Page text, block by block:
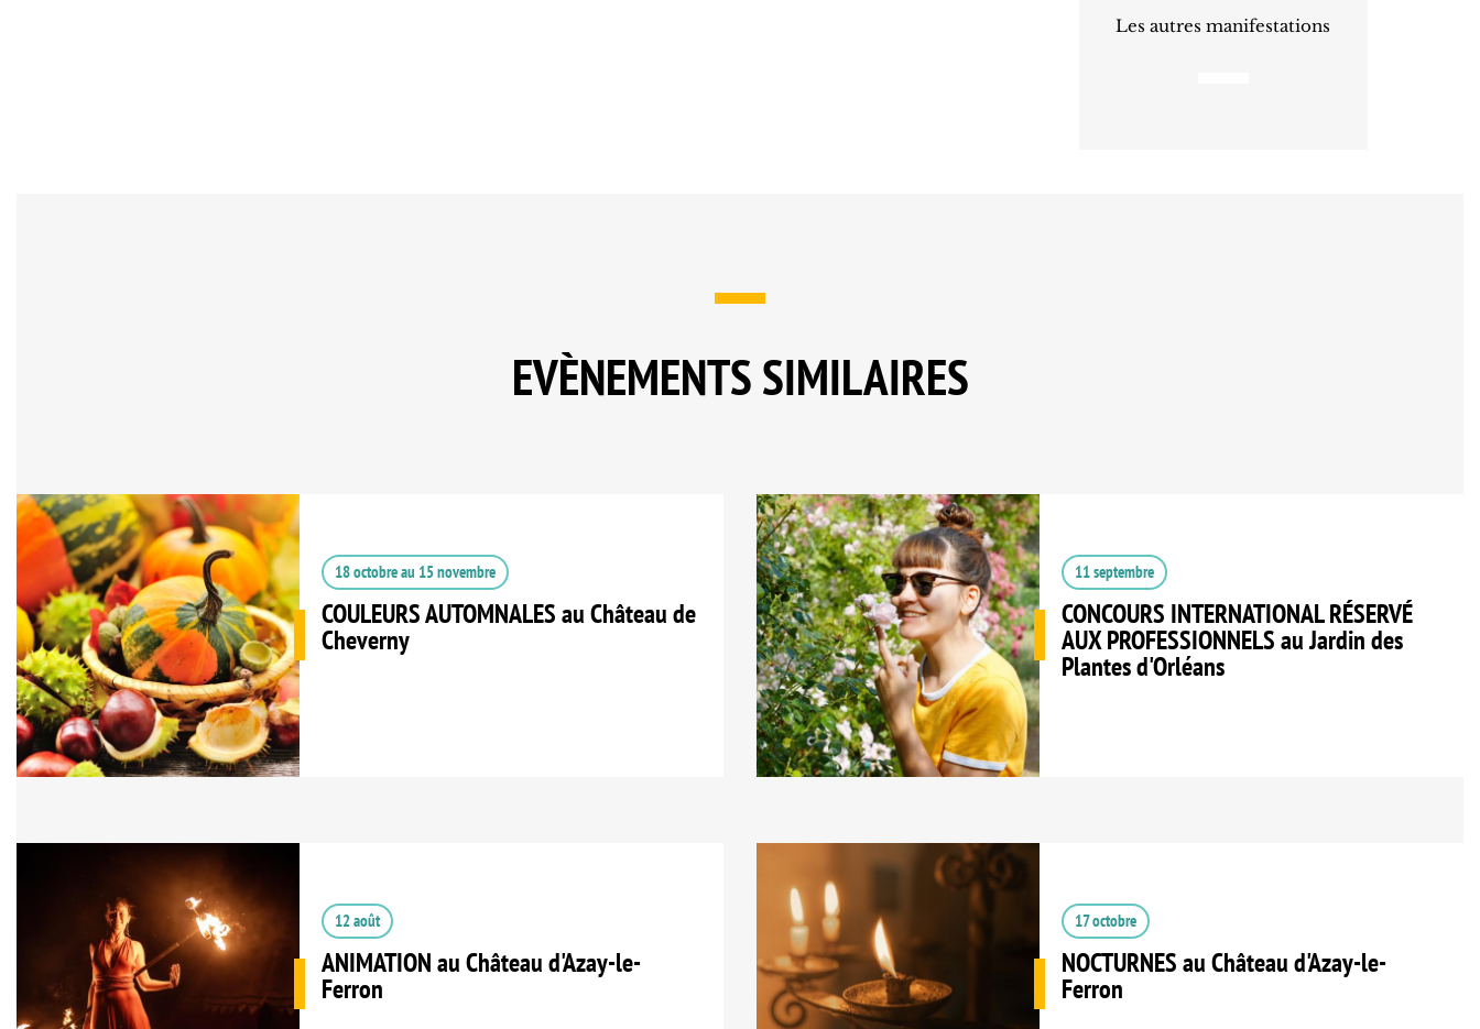
Les autres manifestations
EVÈNEMENTS SIMILAIRES
18 octobreau 15 novembre
COULEURS AUTOMNALES au Château de
Cheverny
11 septembre
CONCOURS INTERNATIONAL RÉSERVÉ
AUX PROFESSIONNELS au Jardin des
Plantes d'Orléans
12 août
ANIMATION au Château d'Azay-le-
Ferron
17 octobre
NOCTURNES au Château d'Azay-le-
Ferron